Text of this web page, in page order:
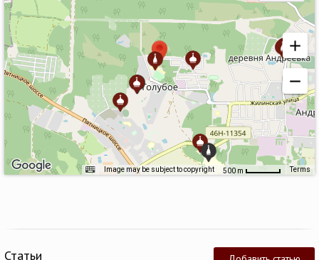
Image may be subject to copyright 500 m Terms
Статьи